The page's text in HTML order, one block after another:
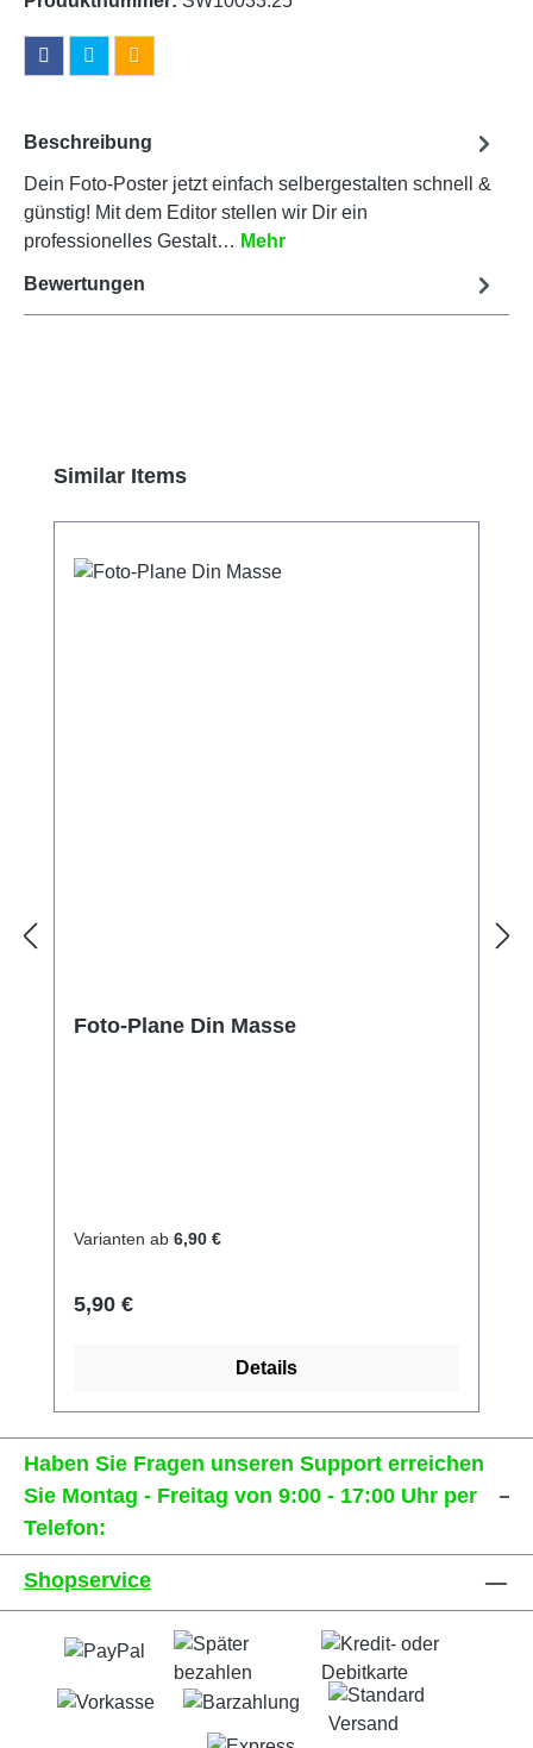
Beschreibung
Dein Foto-Poster jetzt einfach selbergestalten schnell &
günstig! Mit dem Editor stellen wir Dir ein
professionelles Gestalt… Mehr
Bewertungen
Produktgalerie überspringen
Similar Items
Foto-Plane Din Masse
Varianten ab 6,90 €
Regulärer Preis:
5,90 €
Details
Haben Sie Fragen unseren Support erreichen
Sie Montag - Freitag von 9:00 - 17:00 Uhr per
Telefon:
Shopservice